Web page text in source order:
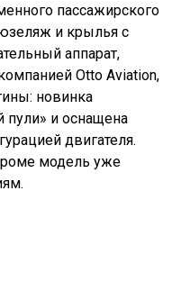
пассажирского
и крылья с
аппарат,
Otto Aviation,
новинка
и оснащена
двигателя.
модель уже